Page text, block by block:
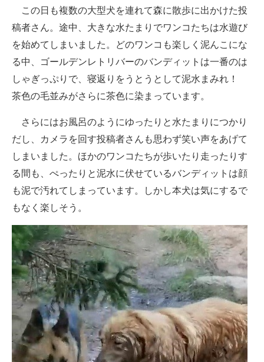
製造業のIT導入・活用を支援
モノづくり技術者専門サイト
エレクトロニクス専門サイト
電子設計の基本と応用
エネルギーの専門メディア
建設×テクノロジーの最前線
ちょっと気になるネットの話題
この日も複数の大型犬を連れて森に散歩に出かけた投
稿者さん。途中、大きな水たまりでワンコたちは水遊び
を始めてしまいました。どのワンコも楽しく泥んこにな
る中、ゴールデンレトリバーのバンディットは一番のは
しゃぎっぷりで、寝返りをうとうとして泥水まみれ！
茶色の毛並みがさらに茶色に染まっています。
さらにはお風呂のようにゆったりと水たまりにつかり
だし、カメラを回す投稿者さんも思わず笑い声をあげて
しまいました。ほかのワンコたちが歩いたり走ったりす
る間も、ぺったりと泥水に伏せているバンディットは顔
も泥で汚れてしまっています。しかし本犬は気にするで
もなく楽しそう。